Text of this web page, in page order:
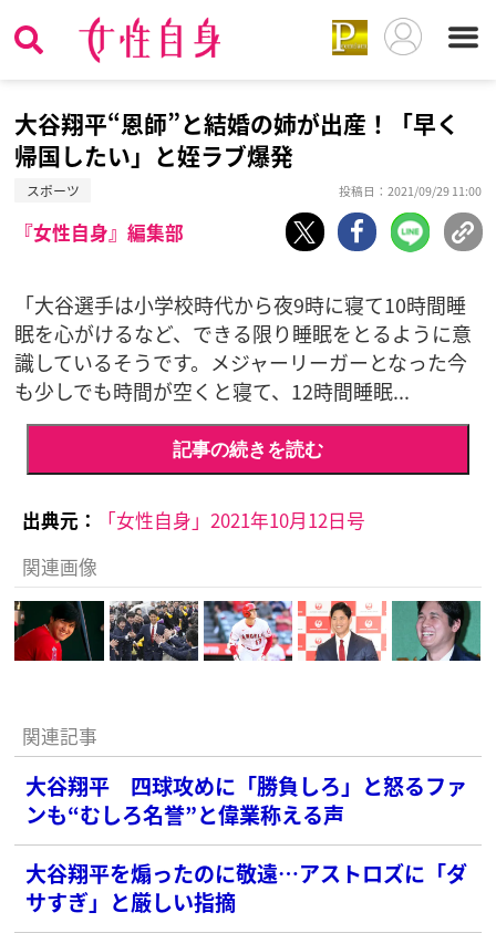
大谷翔平“恩師”と結婚の姉が出産！「早く
帰国したい」と姪ラブ爆発
スポーツ 投稿日：2021/09/29 11:00
『女性自身』編集部
「大谷選手は小学校時代から夜9時に寝て10時間睡
眠を心がけるなど、できる限り睡眠をとるように意
識しているそうです。メジャーリーガーとなった今
も少しでも時間が空くと寝て、12時間睡眠...
記事の続きを読む
出典元：
「女性自身」2021年10月12日号
関連画像
関連記事
大谷翔平 四球攻めに「勝負しろ」と怒るファ
ンも“むしろ名誉”と偉業称える声
大谷翔平を煽ったのに敬遠…アストロズに「ダ
サすぎ」と厳しい指摘